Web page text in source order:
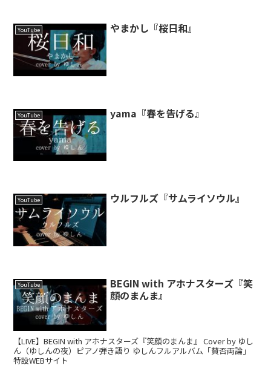
YouTube やまかし『桜日和』
YouTube yama『春を告げる』
YouTube ウルフルズ『サムライソウル』
YouTube
BEGIN with アホナスターズ『笑
顔のまんま』
【LIVE】BEGIN with アホナスターズ『笑顔のまんま』 Cover by ゆし
ん（ゆしんの夜）ピアノ弾き語り ゆしんフルアルバム「賛否両論」
特設WEBサイト